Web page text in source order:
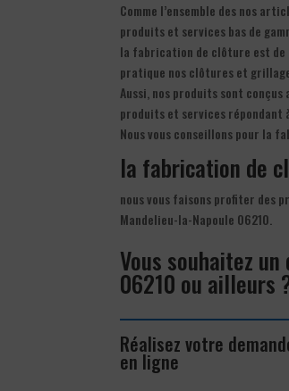
Comme l’ensemble des nos
produits et services bas de
la fabrication de clôture est de
pratique nos clôtures et
Aussi, nos produits sont
produits et services
Nous vous conseillons pour la
la fabrication de
nous vous faisons profiter des
Mandelieu-la-Napoule 06210.
Vous souhaitez
06210 ou ailleurs
Réalisez votre
en ligne